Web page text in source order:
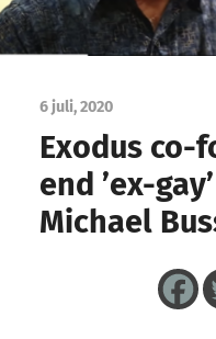
6 juli, 2020
Exodus co-
end ’ex-
Michael